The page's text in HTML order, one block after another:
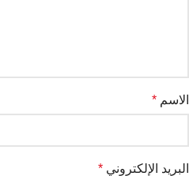
الاسم *
البريد الإلكتروني *